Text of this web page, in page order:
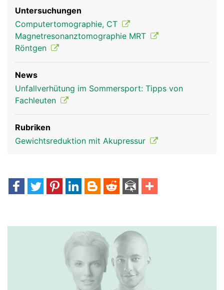
Untersuchungen
Computertomographie, CT
Magnetresonanztomographie MRT
Röntgen
News
Unfallverhütung im Sommersport: Tipps von
Fachleuten
Rubriken
Gewichtsreduktion mit Akupressur